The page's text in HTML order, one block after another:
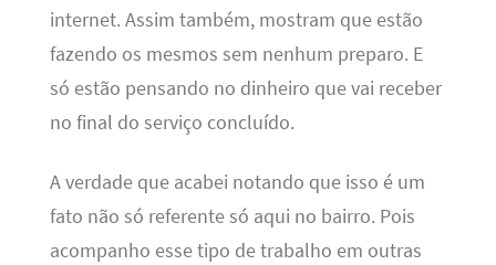
internet. Assim também, mostram que estão
fazendo os mesmos sem nenhum preparo. E
só estão pensando no dinheiro que vai receber
no final do serviço concluído.
A verdade que acabei notando que isso é um
fato não só referente só aqui no bairro. Pois
acompanho esse tipo de trabalho em outras